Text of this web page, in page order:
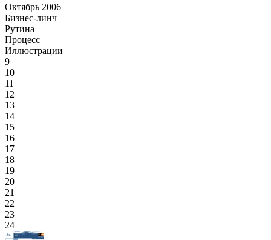
Октябрь 2006
Бизнес-линч
Рутина
Процесс
Иллюстрации
9
10
11
12
13
14
15
16
17
18
19
20
21
22
23
24